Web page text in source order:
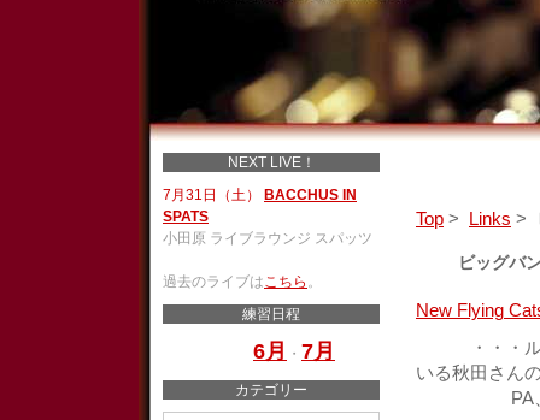
Top > Links >
ビッグバ
New Flying
・・・ルフ
いる秋田さん
PA、楽器
NEXT LIVE！
7月31日（土）
BACCHUS IN
SPATS
小田原 ライブラウンジ スパッツ
過去のライブはこちら 。
練習日程
6月 ・ 7月
カテゴリー